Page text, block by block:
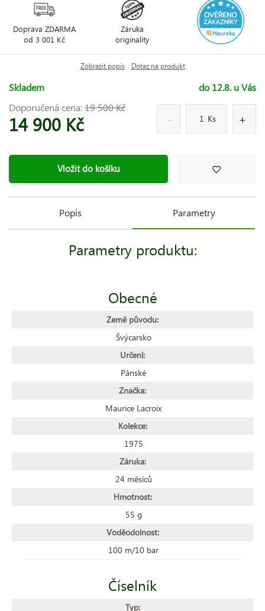
Doprava ZDARMA
od 3 001 Kč
Záruka
originality
Zobrazit popis Dotaz na produkt
Skladem
do 12.8. u Vás
Doporučená cena:19 500 Kč
14 900 Kč Ks
Vložit do košíku
Popis Parametry
Parametry produktu:
Obecné
Země původu:
Švýcarsko
Určení:
Pánské
Značka:
Maurice Lacroix
Kolekce:
1975
Záruka:
24 měsíců
Hmotnost:
55 g
Voděodolnost:
100 m/10 bar
Číselník
Typ: